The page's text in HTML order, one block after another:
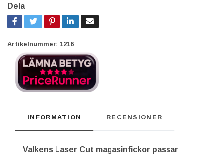
Dela
Artikelnummer: 1216
INFORMATION RECENSIONER
Valkens Laser Cut magasinfickor passar